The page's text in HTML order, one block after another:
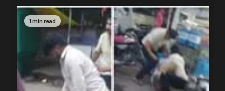
1 min read